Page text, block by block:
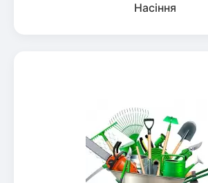
Насіння